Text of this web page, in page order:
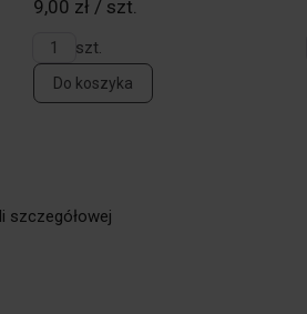
9,00 zł / szt.
szt.
Do koszyka
szczegółowej